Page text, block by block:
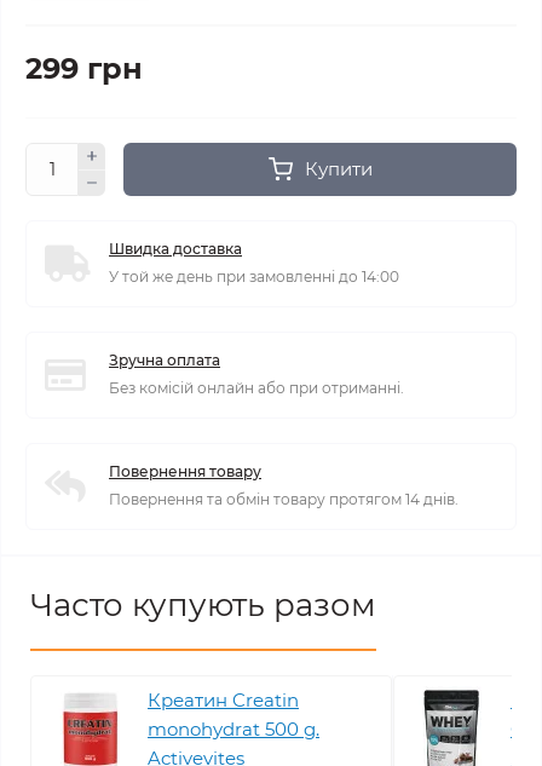
299 грн
Купити
Швидка доставка
У той же день при замовленні до 14:00
Зручна оплата
Без комісій онлайн або при отриманні.
Повернення товару
Повернення та обмін товару протягом 14 днів.
Часто купують разом
Креатин Creatin
monohydrat 500 g.
Activevites